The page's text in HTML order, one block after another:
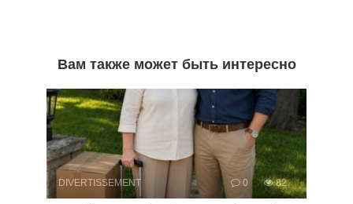
Вам также может быть интересно
DIVERTISSEMENT 0 82